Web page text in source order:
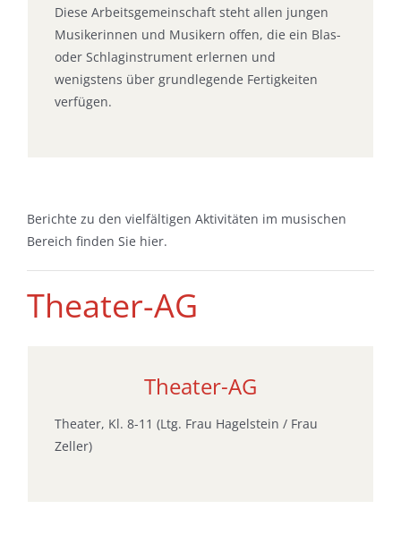
Diese Arbeitsgemeinschaft steht allen jungen
Musikerinnen und Musikern offen, die ein Blas-
oder Schlaginstrument erlernen und
wenigstens über grundlegende Fertigkeiten
verfügen.
Berichte zu den vielfältigen Aktivitäten im musischen
Bereich finden Sie hier.
Theater-AG
Theater-AG
Theater, Kl. 8-11 (Ltg. Frau Hagelstein / Frau
Zeller)